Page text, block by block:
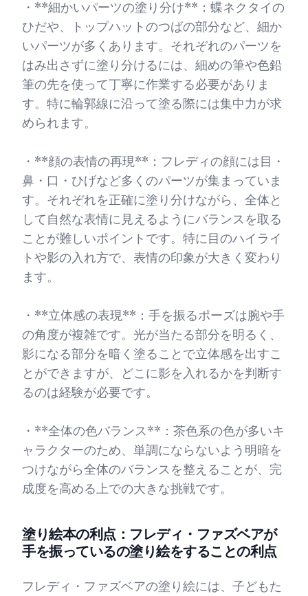
・**細かいパーツの塗り分け**：蝶ネクタイの
ひだや、トップハットのつばの部分など、細か
いパーツが多くあります。それぞれのパーツを
はみ出さずに塗り分けるには、細めの筆や色鉛
筆の先を使って丁寧に作業する必要がありま
す。特に輪郭線に沿って塗る際には集中力が求
められます。
・**顔の表情の再現**：フレディの顔には目・
鼻・口・ひげなど多くのパーツが集まっていま
す。それぞれを正確に塗り分けながら、全体と
して自然な表情に見えるようにバランスを取る
ことが難しいポイントです。特に目のハイライ
トや影の入れ方で、表情の印象が大きく変わり
ます。
・**立体感の表現**：手を振るポーズは腕や手
の角度が複雑です。光が当たる部分を明るく、
影になる部分を暗く塗ることで立体感を出すこ
とができますが、どこに影を入れるかを判断す
るのは経験が必要です。
・**全体の色バランス**：茶色系の色が多いキ
ャラクターのため、単調にならないよう明暗を
つけながら全体のバランスを整えることが、完
成度を高める上での大きな挑戦です。
塗り絵本の利点：フレディ・ファズベアが
手を振っているの塗り絵をすることの利点
フレディ・ファズベアの塗り絵には、子どもた